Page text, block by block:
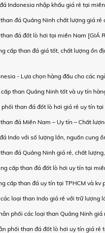
Indonesia nhập khẩu giá rẻ tại
đá Quảng Ninh chất lượng giá rẻ
đá đốt lò hơi tại miền Nam [GIÁ
cấp than đá giá tốt, chất lượng ổn
- Lựa chọn hàng đầu cho các
than Quảng Ninh tốt và uy tín
phối than đá đốt lò hơi giá rẻ uy tín
đá Miền Nam – Uy tín – Chất
Indo với số lượng lớn, nguồn cung
đá Quảng Ninh giá rẻ, chất
cấp than đá đốt lò hơi uy tín tại
cấp than đá uy tín tại TPHCM và kv
loại than Indo giá rẻ với trữ lượng
phối các loại than Quảng Ninh giá
phối than đá đốt lò hơi uy tín giá rẻ